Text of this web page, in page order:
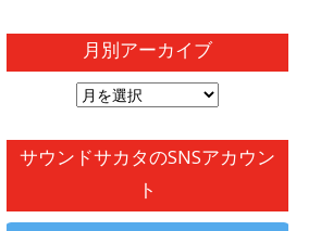
月別アーカイブ
月
ア
ー
イ
サウンドサカタのSNSアカウン
ト